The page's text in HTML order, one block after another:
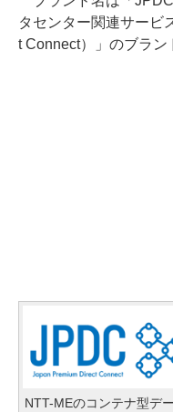
タセンター関連サービ
t Connect）」のブラン
NTT-MEのコンテナ型デ